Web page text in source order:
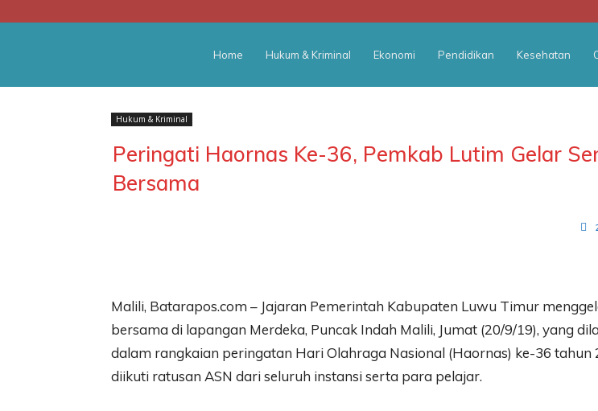
POS
Home Hukum & Kriminal Ekonomi Pendidikan Kesehatan
Hukum & Kriminal
Peringati Haornas Ke-36, Pemkab Lutim Gelar
Bersama
Malili, Batarapos.com – Jajaran Pemerintah Kabupaten Luwu Timur
bersama di lapangan Merdeka, Puncak Indah Malili, Jumat (20/9/19), yang
dalam rangkaian peringatan Hari Olahraga Nasional (Haornas) ke-36 tahun
diikuti ratusan ASN dari seluruh instansi serta para pelajar.